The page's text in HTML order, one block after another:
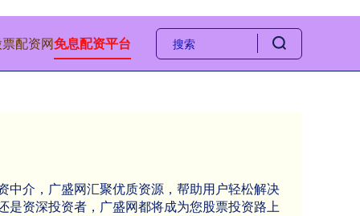
配资网免息配资平台
中介，广盛网汇聚优质资源，帮助用户轻松解决
是资深投资者，广盛网都将成为您股票投资路上